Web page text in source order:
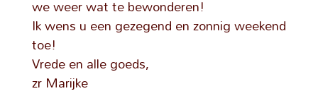
we weer wat te bewonderen!
Ik wens u een gezegend en zonnig weekend
toe!
Vrede en alle goeds,
zr Marijke